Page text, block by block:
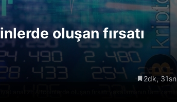
oluşan fırsatı
2dk, 31sn
Riski: Uzun Vadeli HYPER
Boğaları 31,1 Milyon Dolarlık
Birikim Yapıyor